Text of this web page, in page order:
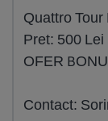
Quattro
Pret: 500 Lei
OFER
Contact: